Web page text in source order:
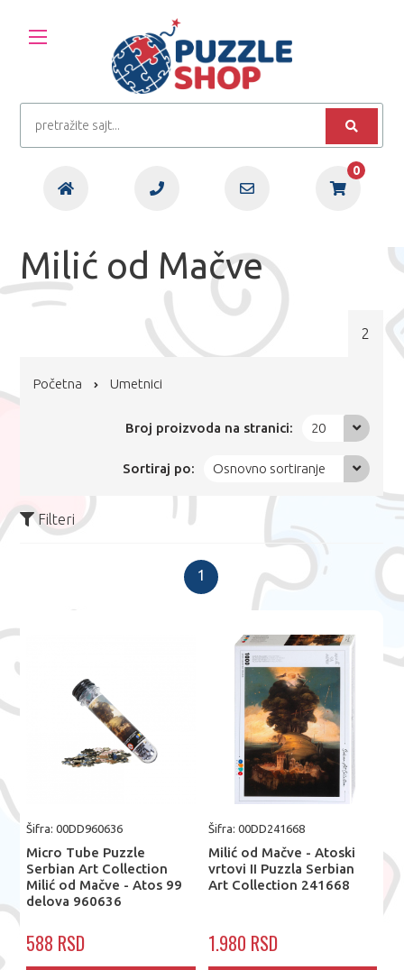
0
Milić od Mačve
2
Početna Umetnici
Broj proizvoda na stranici: 20
Sortiraj po: Osnovno sortiranje
Filteri
1
Šifra: 00DD960636
Micro Tube Puzzle
Serbian Art Collection
Milić od Mačve - Atos 99
delova 960636
588 RSD
Šifra: 00DD241668
Milić od Mačve - Atoski
vrtovi II Puzzla Serbian
Art Collection 241668
1.980 RSD